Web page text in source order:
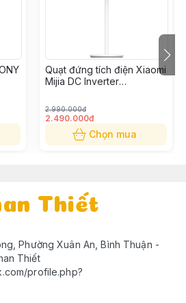
Quạt đứng tích điện Xiaomi
Mijia DC Inverter
2.990.000đ
2.490.000đ
Chọn mua
Thiết
Phường Xuân An, Bình Thuận -
Thiết
profile.php?